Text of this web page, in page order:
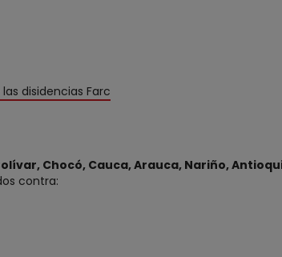
disidencias Farc
Chocó, Cauca, Arauca, Nariño,
contra: